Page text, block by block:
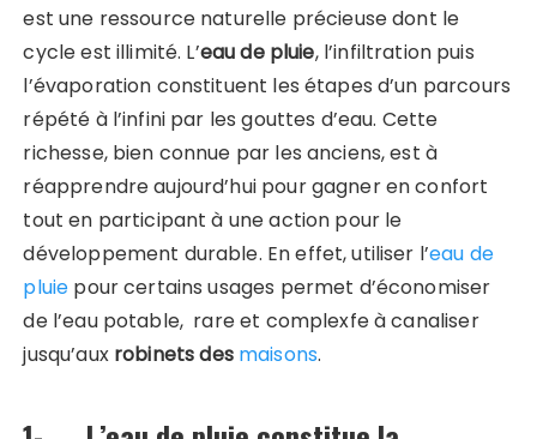
est une ressource naturelle précieuse dont le
cycle est illimité. L’eau de pluie, l’infiltration puis
l’évaporation constituent les étapes d’un parcours
répété à l’infini par les gouttes d’eau. Cette
richesse, bien connue par les anciens, est à
réapprendre aujourd’hui pour gagner en confort
tout en participant à une action pour le
développement durable. En effet, utiliser l’eau de
pluie pour certains usages permet d’économiser
de l’eau potable, rare et complexfe à canaliser
jusqu’aux robinets des maisons.